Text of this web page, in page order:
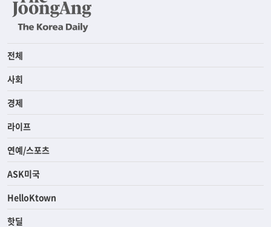
전체
사회
경제
라이프
연예/스포츠
ASK미국
HelloKtown
핫딜